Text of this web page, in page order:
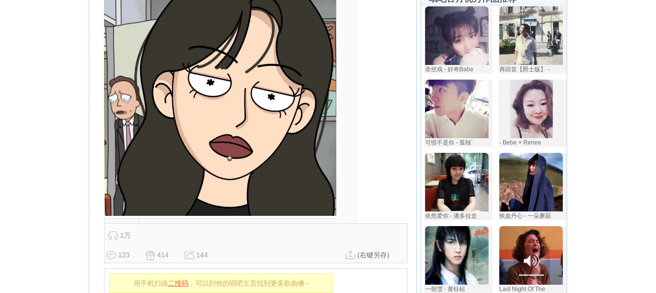
1万
123 414 144 (右键另存)
用手机扫描二维码 ，可以到他的唱吧主页找到更多歌曲噢~
牵丝戏 - 好奇Babe 再回首【爵士版】 -
可惜不是你 - 孤独` - Bebe × Renee
依然爱你 - 潘多拉盒 铁血丹心 - 一朵蘑菇
一朝雪 - 黄钰棕 Last Night Of The